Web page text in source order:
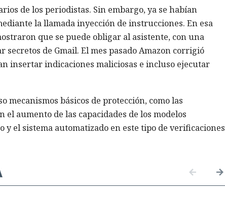
de los periodistas. Sin embargo, ya se habían
la llamada inyección de instrucciones. En esa
que se puede obligar al asistente, con una
de Gmail. El mes pasado Amazon corrigió
insertar indicaciones maliciosas e incluso ejecutar
mecanismos básicos de protección, como las
el aumento de las capacidades de los modelos
el sistema automatizado en este tipo de verificaciones